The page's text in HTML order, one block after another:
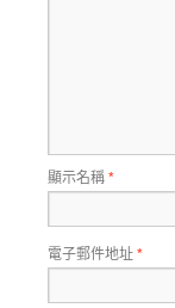
顯示名稱*
電子郵件地址*